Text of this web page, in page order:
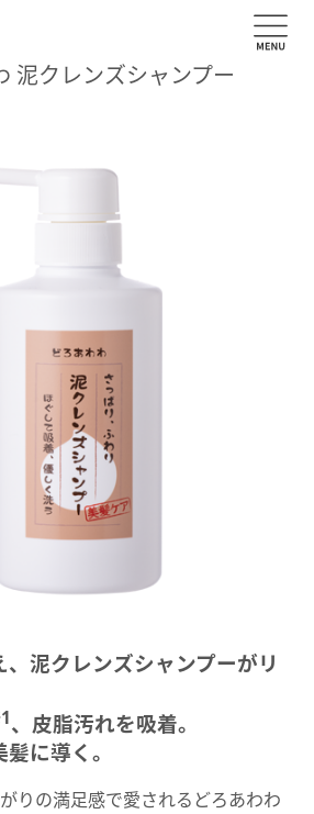
泥クレンズシャンプー
泥クレンズシャンプーがリ
、皮脂汚れを吸着。
に導く。
りの満足感で愛されるどろあわわ